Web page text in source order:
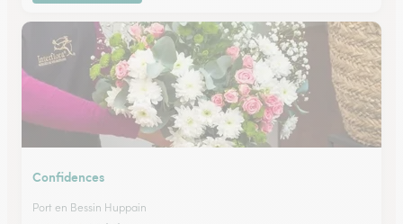
Confidences
Port en Bessin Huppain